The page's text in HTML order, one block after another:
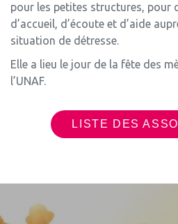
pour les petites structures, pour
d’accueil, d’écoute et d’aide
situation de détresse.
Elle a lieu le jour de la fête des
l’UNAF.
LISTE DES